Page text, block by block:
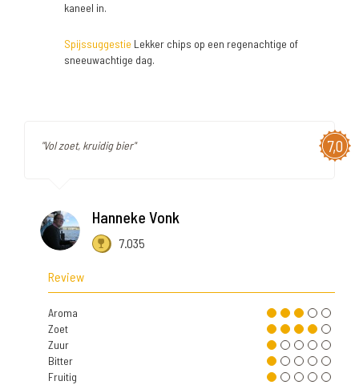
kaneel in.
Spijssuggestie Lekker chips op een regenachtige of
sneeuwachtige dag.
7,0
"Vol zoet, kruidig bier"
Hanneke Vonk
7.035
Review
Aroma
Zoet
Zuur
Bitter
Fruitig